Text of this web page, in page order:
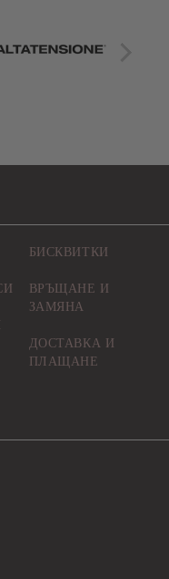
БИСКВИТКИ
ВРЪЩАНЕ И
ЗАМЯНА
ДОСТАВКА И
ПЛАЩАНЕ